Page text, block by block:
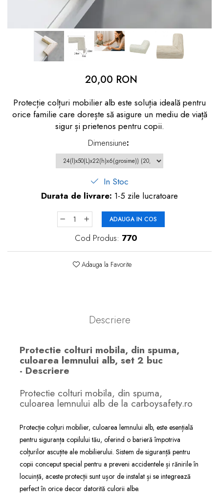
dopuri de urechi
Produse îngrijire copii
Igiena copii
20,00 RON
Protecție colțuri mobilier alb este soluția ideală pentru
orice familie care dorește să asigure un mediu de viață
sigur și prietenos pentru copii.
Dimensiune:
In Stoc
Durata de livrare: 1-5 zile lucratoare
ADAUGA IN COS
Cod Produs: 770
Adauga la Favorite
Descriere
Protectie colturi mobila, din spuma,
culoarea lemnului alb, set 2 buc
- Descriere
Protectie colturi mobila, din spuma,
culoarea lemnului alb de la carboysafety.ro
Protecție colțuri mobilier, culoarea lemnului alb, este esențială
pentru siguranța copilului tău, oferind o barieră împotriva
colțurilor ascuțite ale mobilierului. Sistem de siguranță pentru
copii conceput special pentru a preveni accidentele și rănirile în
locuință, aceste protecții sunt ușor de instalat și se integrează
perfect în orice decor datorită culorii albe.